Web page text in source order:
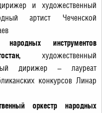
и художественный
артист Чеченской
народных инструментов
художественный
дирижер – лауреат
конкурсов Линар
оркестр народных